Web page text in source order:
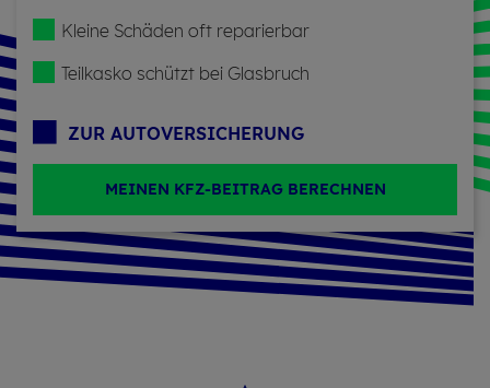
Klei­ne Schä­den oft re­pa­rier­bar
Teil­kas­ko schützt bei Glas­bruch
ZUR AU­TO­VER­SI­CHE­RUNG
MEINEN KFZ-BEITRAG BERECHNEN